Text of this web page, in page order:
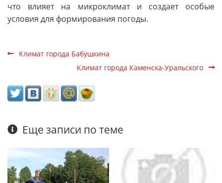
что влияет на микроклимат и создает особые
условия для формирования погоды.
Климат города Бабушкина
Климат города Каменска-Уральского
Еще записи по теме